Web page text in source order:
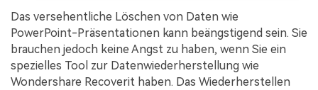
Das versehentliche Löschen von Daten wie
PowerPoint-Präsentationen kann beängstigend sein. Sie
brauchen jedoch keine Angst zu haben, wenn Sie ein
spezielles Tool zur Datenwiederherstellung wie
Wondershare Recoverit haben. Das Wiederherstellen